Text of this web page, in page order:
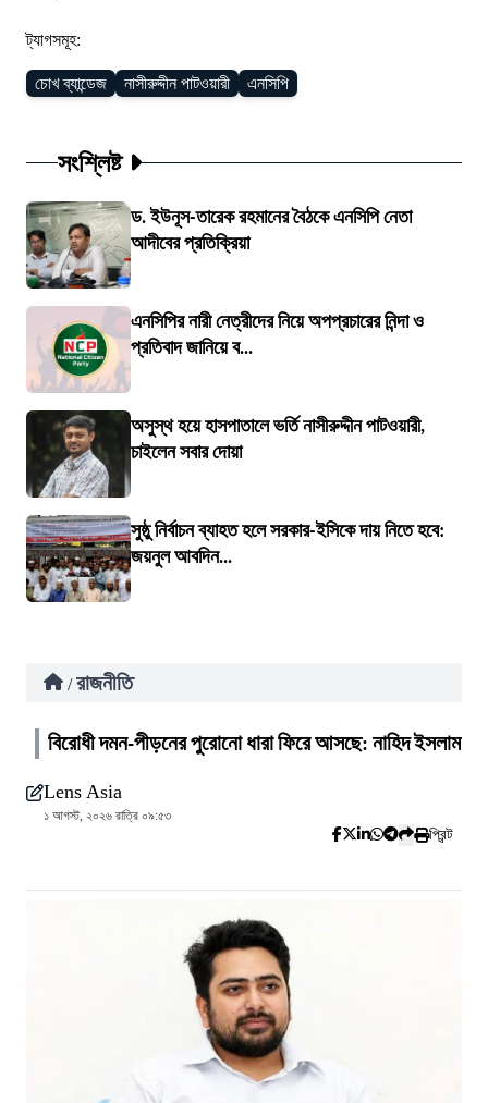
ট্যাগসমূহ:
চোখ ব্যান্ডেজ নাসীরুদ্দীন পাটওয়ারী এনসিপি
সংশ্লিষ্ট
ড. ইউনূস-তারেক রহমানের বৈঠকে এনসিপি নেতা
আদীবের প্রতিক্রিয়া
এনসিপির নারী নেত্রীদের নিয়ে অপপ্রচারের নিন্দা ও
প্রতিবাদ জানিয়ে ব...
অসুস্থ হয়ে হাসপাতালে ভর্তি নাসীরুদ্দীন পাটওয়ারী,
চাইলেন সবার দোয়া
সুষ্ঠু নির্বাচন ব্যাহত হলে সরকার-ইসিকে দায় নিতে হবে:
জয়নুল আবদিন...
/ রাজনীতি
বিরোধী দমন-পীড়নের পুরোনো ধারা ফিরে আসছে: নাহিদ ইসলাম
Lens Asia
১ আগস্ট, ২০২৬ রাত্রি ০৯:৫৩
প্রিন্ট